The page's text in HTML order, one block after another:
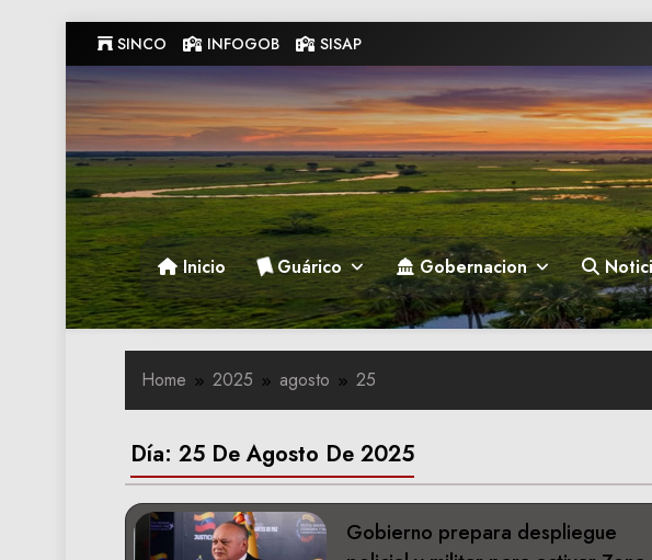
to
content
SINCO INFOGOB SISAP
Gobernacion de Guarico
Gobernacion de Guarico
Inicio Guárico Gobernacion
Home 2025 agosto 25
Día: 25 De Agosto De 2025
Gobierno prepara despliegue